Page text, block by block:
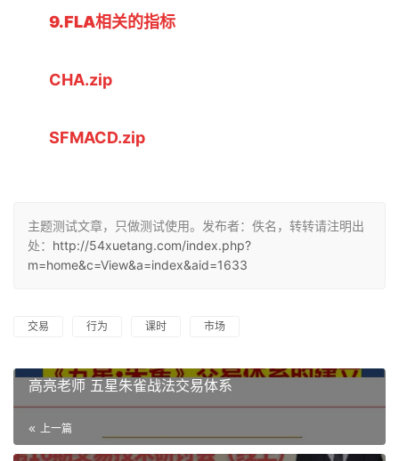
9.FLA相关的指标
CHA.zip
SFMACD.zip
主题测试文章，只做测试使用。发布者：佚名，转转请注明出
处： http://54xuetang.com/index.php?
m=home&c=View&a=index&aid=1633
交易 行为 课时 市场
高亮老师 五星朱雀战法交易体系
上一篇